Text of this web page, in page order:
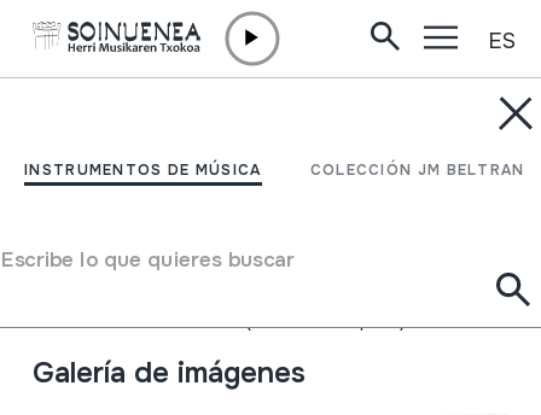
INSTRUMENTOS DE MÚSICA COLECCIÓN JM BELTRAN
Escribe lo que quieres buscar
ES
GUMBRI; GUNBRI;
Autor Ez dakigu.
Cordófonos->Pulsados (con dedos o púas)
Galería de imágenes